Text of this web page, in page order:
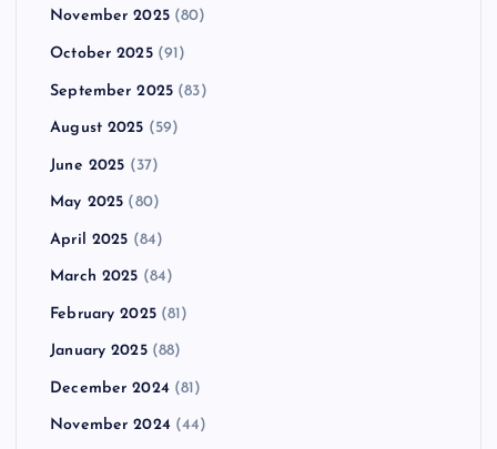
November 2025(80)
October 2025(91)
September 2025 (83)
August 2025 (59)
June 2025 (37)
May 2025 (80)
April 2025 (84)
March 2025 (84)
February 2025(81)
January 2025(88)
December 2024 (81)
November 2024 (44)